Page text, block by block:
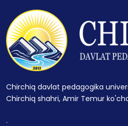
Chirchiq davlat pedagogika
Chirchiq shahri, Amir Temur
.